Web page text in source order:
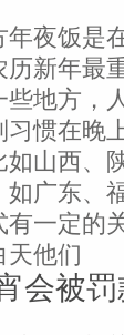
年夜饭是
新年最
地方，
惯在晚
山西、
如广东、
一定的
他们
会被